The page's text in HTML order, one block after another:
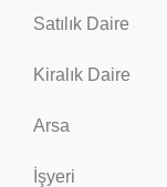
Satılık Daire
Kiralık Daire
Arsa
İşyeri